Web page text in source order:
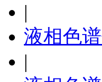
|
液相色
|